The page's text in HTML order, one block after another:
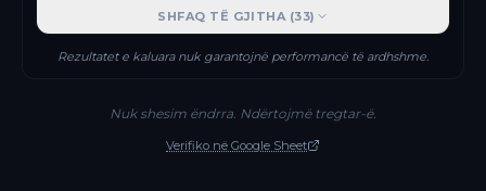
SHFAQ TË GJITHA (33)
Rezultatet e kaluara nuk garantojnë performancë të ardhshme.
Nuk shesim ëndrra. Ndërtojmë tregtar-ë.
Verifiko në Google Sheet